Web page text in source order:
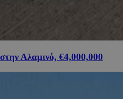
Αλαμινό, €4,000,000